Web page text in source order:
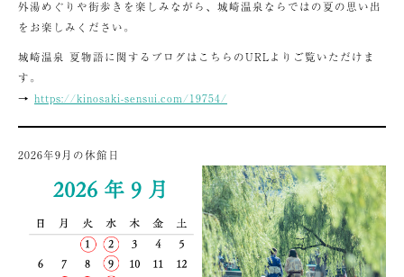
外湯めぐりや街歩きを楽しみながら、城崎温泉ならではの夏の思い出
をお楽しみください。
城崎温泉 夏物語に関するブログはこちらのURLよりご覧いただけま
す。
→ https://kinosaki-sensui.com/19754/
2026年9月の休館日